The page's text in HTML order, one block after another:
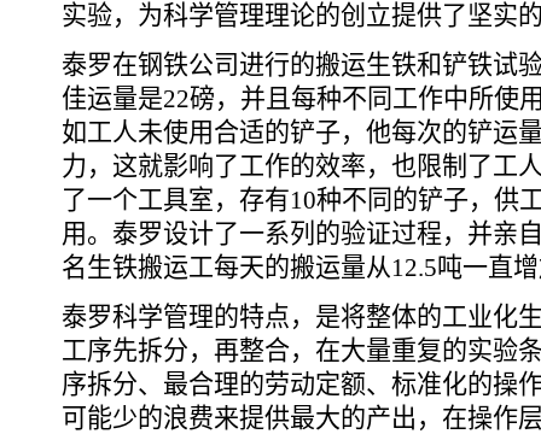
实验，为科学管理理论的创立提供了坚实
泰罗在钢铁公司进行的搬运生铁和铲铁试
佳运量是22磅，并且每种不同工作中所使
如工人未使用合适的铲子，他每次的铲运
力，这就影响了工作的效率，也限制了工
了一个工具室，存有10种不同的铲子，供
用。泰罗设计了一系列的验证过程，并亲
名生铁搬运工每天的搬运量从12.5吨一直
泰罗科学管理的特点，是将整体的工业化
工序先拆分，再整合，在大量重复的实验
序拆分、最合理的劳动定额、标准化的操
可能少的浪费来提供最大的产出，在操作